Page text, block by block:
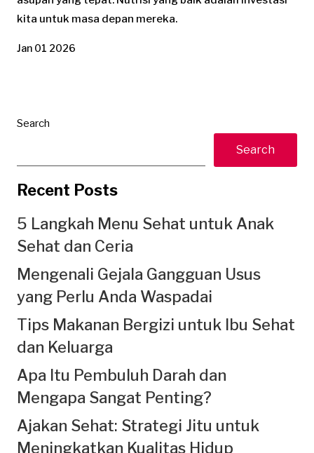
kita untuk masa depan mereka.
Jan 01 2026
Search
Search
Recent Posts
5 Langkah Menu Sehat untuk Anak
Sehat dan Ceria
Mengenali Gejala Gangguan Usus
yang Perlu Anda Waspadai
Tips Makanan Bergizi untuk Ibu Sehat
dan Keluarga
Apa Itu Pembuluh Darah dan
Mengapa Sangat Penting?
Ajakan Sehat: Strategi Jitu untuk
Meningkatkan Kualitas Hidup